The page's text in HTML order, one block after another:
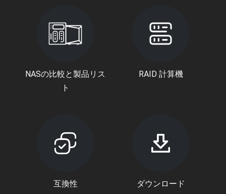
NASの比較と製品リス
ト
RAID 計算機
互換性 ダウンロード